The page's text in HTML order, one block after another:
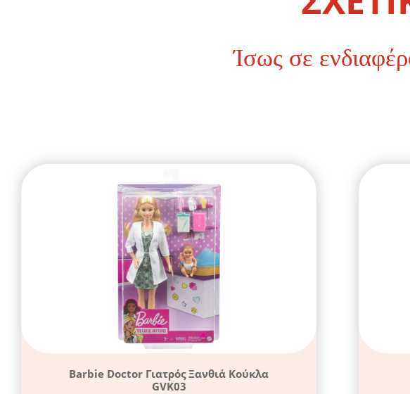
Ίσως σε
Barbie Doctor Γιατρός Ξανθιά Κούκλα
GVK03